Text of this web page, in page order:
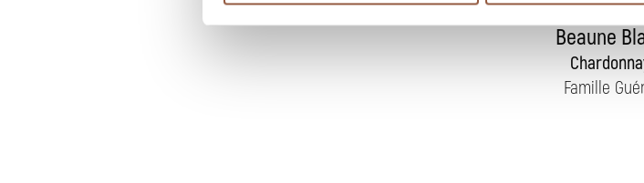
Hautes-
Beaune
Famille